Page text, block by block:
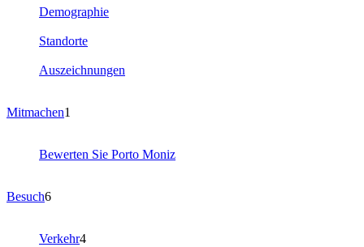
Demographie
Standorte
Auszeichnungen
Mitmachen1
Bewerten Sie Porto Moniz
Besuch6
Verkehr4